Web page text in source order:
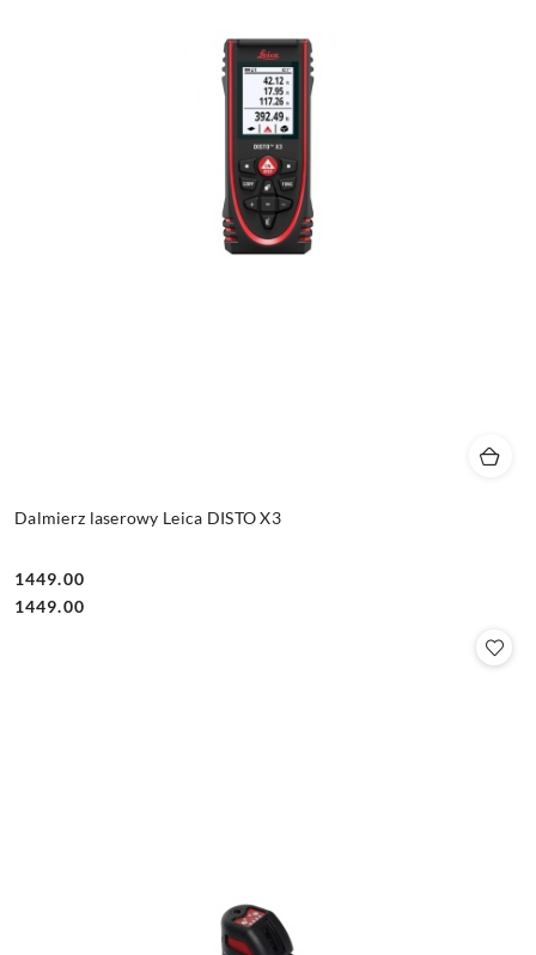
Dalmierz laserowy Leica DISTO X3
Cena:
1449.00
Cena:
1449.00